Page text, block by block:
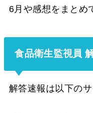
6月や感想をまとめ
食品衛生監視員
解答速報は以下の